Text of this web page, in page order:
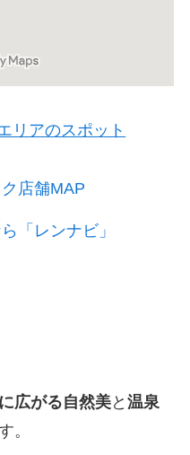
リアのスポット
店舗MAP
「レンナビ」
広がる自然美と 温泉
。